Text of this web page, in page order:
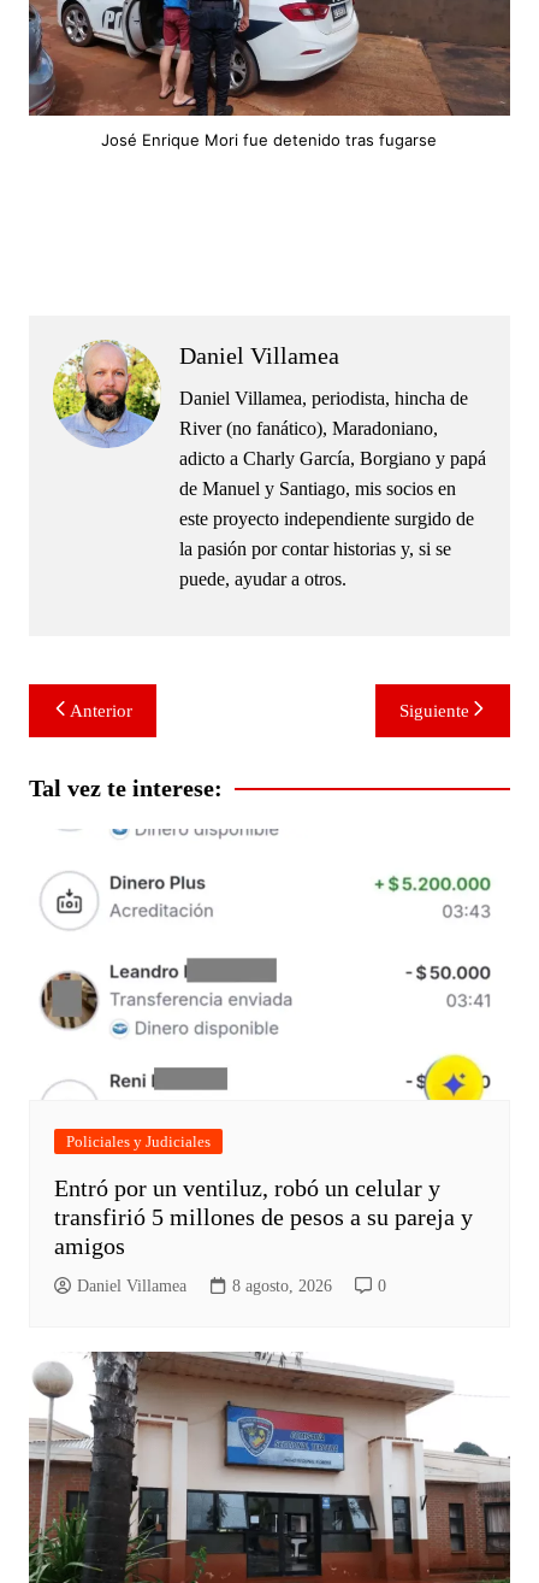
José Enrique Mori fue detenido tras fugarse
Daniel Villamea
Daniel Villamea, periodista, hincha de
River (no fanático), Maradoniano,
adicto a Charly García, Borgiano y papá
de Manuel y Santiago, mis socios en
este proyecto independiente surgido de
la pasión por contar historias y, si se
puede, ayudar a otros.
Navegación
de
entradas
Anterior Siguiente
Tal vez te interese:
Policiales y Judiciales
Entró por un ventiluz, robó un celular y
transfirió 5 millones de pesos a su pareja y
amigos
Daniel Villamea 8 agosto, 2026 0